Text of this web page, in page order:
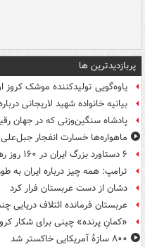
پربازدیدترین ها
یاوه‌گویی تولیدکننده موشک کروز
بیانیه خانواده شهید لاریجانی
پادشاه سنگین‌وزنی که در جهان
ماهواره‌ها خسارت انفجار جبل‌علی
۶ دستاورد بزرگ ایران در ۱۶۰ روز رهبری رهبر انقلاب
ترامپ: همه چیز درباره ایران
دشان از دست عربستان فرار کرد
عربستان فرمانده ائتلاف دریایی
«کمانِ پرنده» چینی برای شکار
۸۰۰ سازۀ آمریکایی خاکستر شد